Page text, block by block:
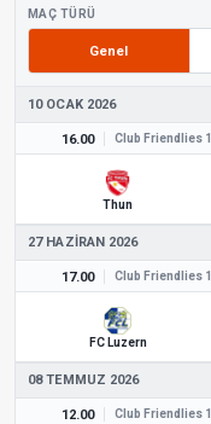
MAÇ TÜRÜ
Genel
10 OCAK 2026
16.00 Club Friendlies 1
Thun
27 HAZIRAN 2026
17.00 Club Friendlies 1
FC Luzern
08 TEMMUZ 2026
12.00 Club Friendlies 1